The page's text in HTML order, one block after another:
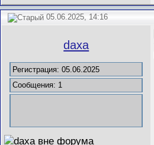
05.06.2025, 14:16
daxa
Регистрация: 05.06.2025
Сообщения: 1